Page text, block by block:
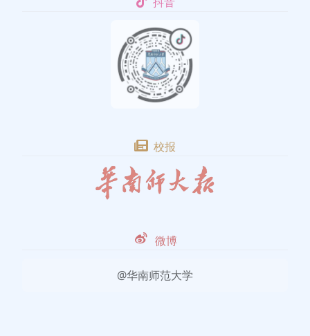
校报
微博
@华南师范大学